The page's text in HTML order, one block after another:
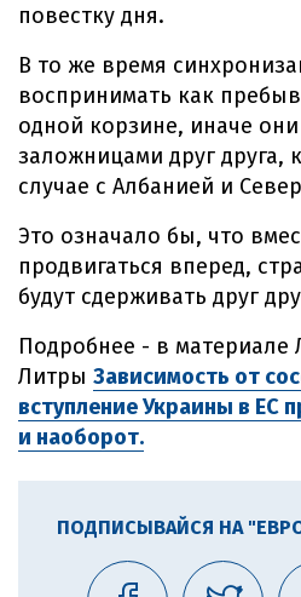
повестку дня.
В то же время
воспринимать как
одной корзине, иначе они
заложницами друг друга,
случае с Албанией и
Это означало бы, что
продвигаться вперед,
будут сдерживать друг
Подробнее - в материале
Литры Зависимость от
вступление Украины в ЕС
и наоборот.
ПОДПИСЫВАЙСЯ НА